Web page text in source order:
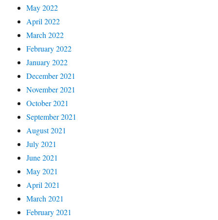
May 2022
April 2022
March 2022
February 2022
January 2022
December 2021
November 2021
October 2021
September 2021
August 2021
July 2021
June 2021
May 2021
April 2021
March 2021
February 2021